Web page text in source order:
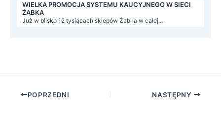
WIELKA PROMOCJA SYSTEMU KAUCYJNEGO W SIECI
ŻABKA
Już w blisko 12 tysiącach sklepów Żabka w całej…
Post POPRZEDNI NASTĘPNY